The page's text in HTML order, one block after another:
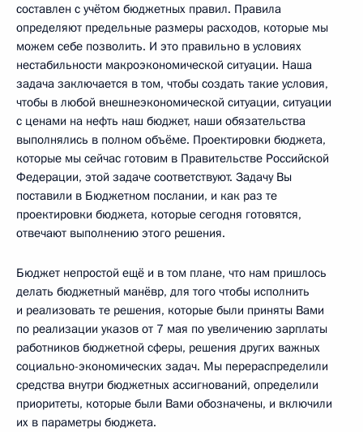
составлен с учётом бюджетных правил. Правила
определяют предельные размеры расходов, которые мы
можем себе позволить. И это правильно в условиях
нестабильности макроэкономической ситуации. Наша
задача заключается в том, чтобы создать такие условия,
чтобы в любой внешнеэкономической ситуации, ситуации
с ценами на нефть наш бюджет, наши обязательства
выполнялись в полном объёме. Проектировки бюджета,
которые мы сейчас готовим в Правительстве Российской
Федерации, этой задаче соответствуют. Задачу Вы
поставили в Бюджетном послании, и как раз те
проектировки бюджета, которые сегодня готовятся,
отвечают выполнению этого решения.
Бюджет непростой ещё и в том плане, что нам пришлось
делать бюджетный манёвр, для того чтобы исполнить
и реализовать те решения, которые были приняты Вами
по реализации указов от 7 мая по увеличению зарплаты
работников бюджетной сферы, решения других важных
социально-экономических задач. Мы перераспределили
средства внутри бюджетных ассигнований, определили
приоритеты, которые были Вами обозначены, и включили
их в параметры бюджета.